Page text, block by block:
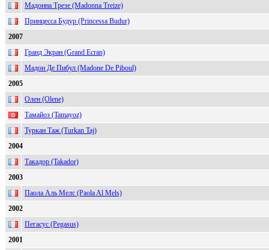
Мадонна Трезе (Madonna Treize)
Принцесса Будур (Princessa Budur)
2007
Гранд Экран (Grand Ecran)
Мадон Де Пибул (Madone De Piboul)
2005
Олен (Olene)
Тамайоз (Tamayoz)
Туркан Таж (Turkan Taj)
2004
Такадор (Takador)
2003
Паола Аль Мелс (Paola Al Mels)
2002
Пегасус (Pegasus)
2001